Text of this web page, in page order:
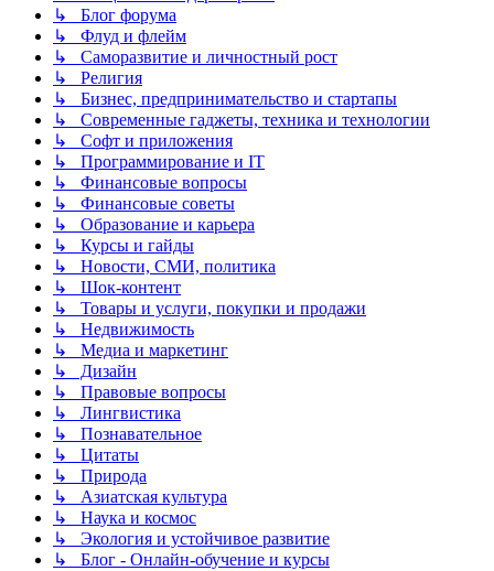
↳ Блог форума
↳ Флуд и флейм
↳ Саморазвитие и личностный рост
↳ Религия
↳ Бизнес, предпринимательство и стартапы
↳ Современные гаджеты, техника и технологии
↳ Софт и приложения
↳ Программирование и IT
↳ Финансовые вопросы
↳ Финансовые советы
↳ Образование и карьера
↳ Курсы и гайды
↳ Новости, СМИ, политика
↳ Шок-контент
↳ Товары и услуги, покупки и продажи
↳ Недвижимость
↳ Медиа и маркетинг
↳ Дизайн
↳ Правовые вопросы
↳ Лингвистика
↳ Познавательное
↳ Цитаты
↳ Природа
↳ Азиатская культура
↳ Наука и космос
↳ Экология и устойчивое развитие
↳ Блог - Онлайн-обучение и курсы